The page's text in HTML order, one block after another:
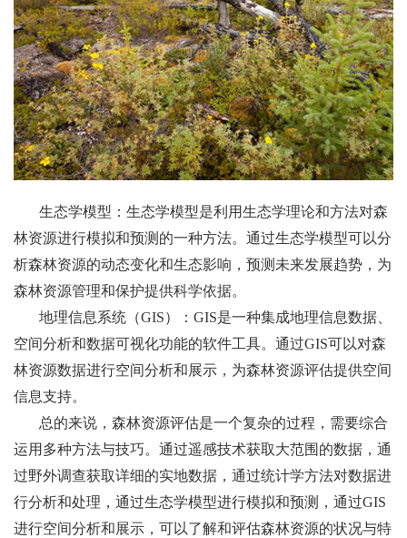
生态学模型：生态学模型是利用生态学理论和方法对森
林资源进行模拟和预测的一种方法。通过生态学模型可以分
析森林资源的动态变化和生态影响，预测未来发展趋势，为
森林资源管理和保护提供科学依据。
地理信息系统（GIS）：GIS是一种集成地理信息数据、
空间分析和数据可视化功能的软件工具。通过GIS可以对森
林资源数据进行空间分析和展示，为森林资源评估提供空间
信息支持。
总的来说，森林资源评估是一个复杂的过程，需要综合
运用多种方法与技巧。通过遥感技术获取大范围的数据，通
过野外调查获取详细的实地数据，通过统计学方法对数据进
行分析和处理，通过生态学模型进行模拟和预测，通过GIS
进行空间分析和展示，可以了解和评估森林资源的状况与特